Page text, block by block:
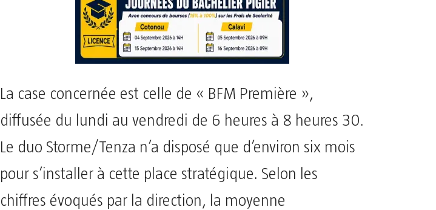
La case concernée est celle de « BFM Première »,
diffusée du lundi au vendredi de 6 heures à 8 heures 30.
Le duo Storme/Tenza n’a disposé que d’environ six mois
pour s’installer à cette place stratégique. Selon les
chiffres évoqués par la direction, la moyenne